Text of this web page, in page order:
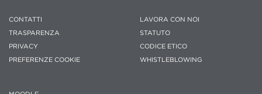
CONTATTI
TRASPARENZA
PRIVACY
PREFERENZE COOKIE
LAVORA CON NOI
STATUTO
CODICE ETICO
WHISTLEBLOWING